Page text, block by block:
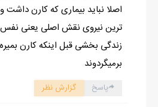
شدند. خب خودمم بزور جلو خودم رو
بااین حال خشک و عصبی گفتم:
_باشه نمی خوام درموردش چیزی بشنوم.
اون هام که انگار باور کردن
عصبی نبودم ها، اگه برای اون هان یه
می زدم زیر خنده. اخه یکی نیست بگه
اصلا نباید بیماری که کارن
ترین نیروی نقش اصلی یعنی نفس
زندگی بخشی قبل اینکه کارن بمیره
برمیگردوند
پاسخ گزارش نظر